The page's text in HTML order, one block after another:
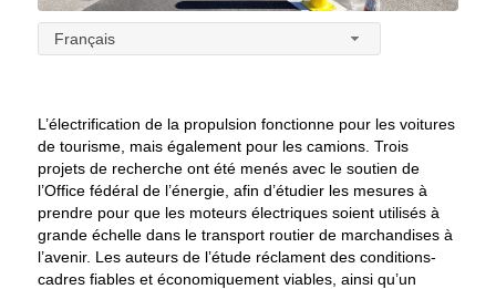
Français
L’électrification de la propulsion fonctionne pour les voitures
de tourisme, mais également pour les camions. Trois
projets de recherche ont été menés avec le soutien de
l’Office fédéral de l’énergie, afin d’étudier les mesures à
prendre pour que les moteurs électriques soient utilisés à
grande échelle dans le transport routier de marchandises à
l’avenir. Les auteurs de l’étude réclament des conditions-
cadres fiables et économiquement viables, ainsi qu’un